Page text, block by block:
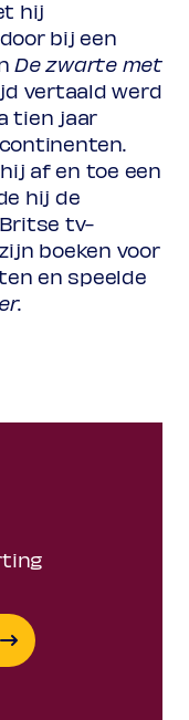
hij
bij een
De zwarte met
vertaald werd
tien jaar
af en toe een
hij de
tv-
boeken voor
en speelde
.